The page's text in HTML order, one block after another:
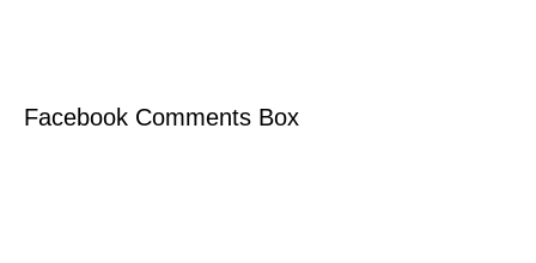
Facebook Comments Box